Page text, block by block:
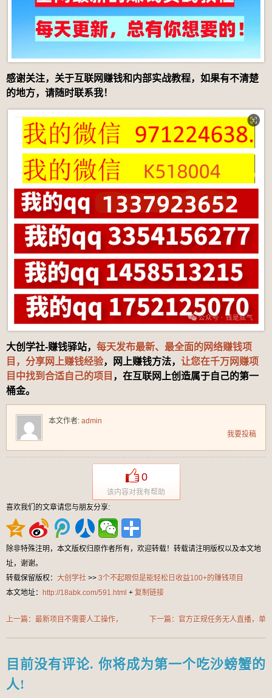
感谢关注，关于互联网赚钱和内部实战教程，如果有不清楚
的地方，请随时联系我！
大创学社-赚钱驿站， 每天发布最新、最全面的网络赚钱项
目，分享网上赚钱经验，网上赚钱方法， 让您在千万网赚项
目中找到合适自己的项目 ，在互联网上创造属于自己的第一
桶金。
本文作者: admin
我要投稿
0
该内容对我有帮助
喜欢我们的文章请您与朋友分享:
除非特殊注明，本文版权归原作者所有，欢迎转载！转载请注明版权以及本文地
址，谢谢。
转载保留版权： 大创学社 >> 3个不起眼但是能轻松日收益100+的赚钱项目
本文地址： http://18abk.com/591.html + 复制链接
上一篇：最新项目不需要人工操作，
下一篇：官方正规任务无人直播，单
目前没有评论. 你将成为第一个吃沙螃蟹的
人!